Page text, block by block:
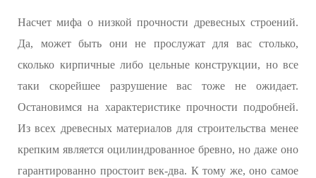
Насчет мифа о низкой прочности древесных строений.
Да, может быть они не прослужат для вас столько,
сколько кирпичные либо цельные конструкции, но все
таки скорейшее разрушение вас тоже не ожидает.
Остановимся на характеристике прочности подробней.
Из всех древесных материалов для строительства менее
крепким является оцилиндрованное бревно, но даже оно
гарантированно простоит век-два. К тому же, оно самое